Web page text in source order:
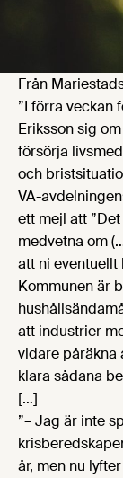
Från
”I förra veckan
Eriksson sig
försörja
och
VA-
ett mejl att
medvetna om
att ni eventuellt
Kommunen är
att industrier
vidare påräkna
klara sådana
[…]
”– Jag är inte
år, men nu